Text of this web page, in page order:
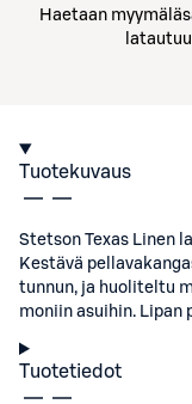
Haetaan
latautuu
Tuotekuvaus
Stetson Texas Linen
Kestävä
tunnun, ja huoliteltu
moniin asuihin. Lipan
Tuotetiedot